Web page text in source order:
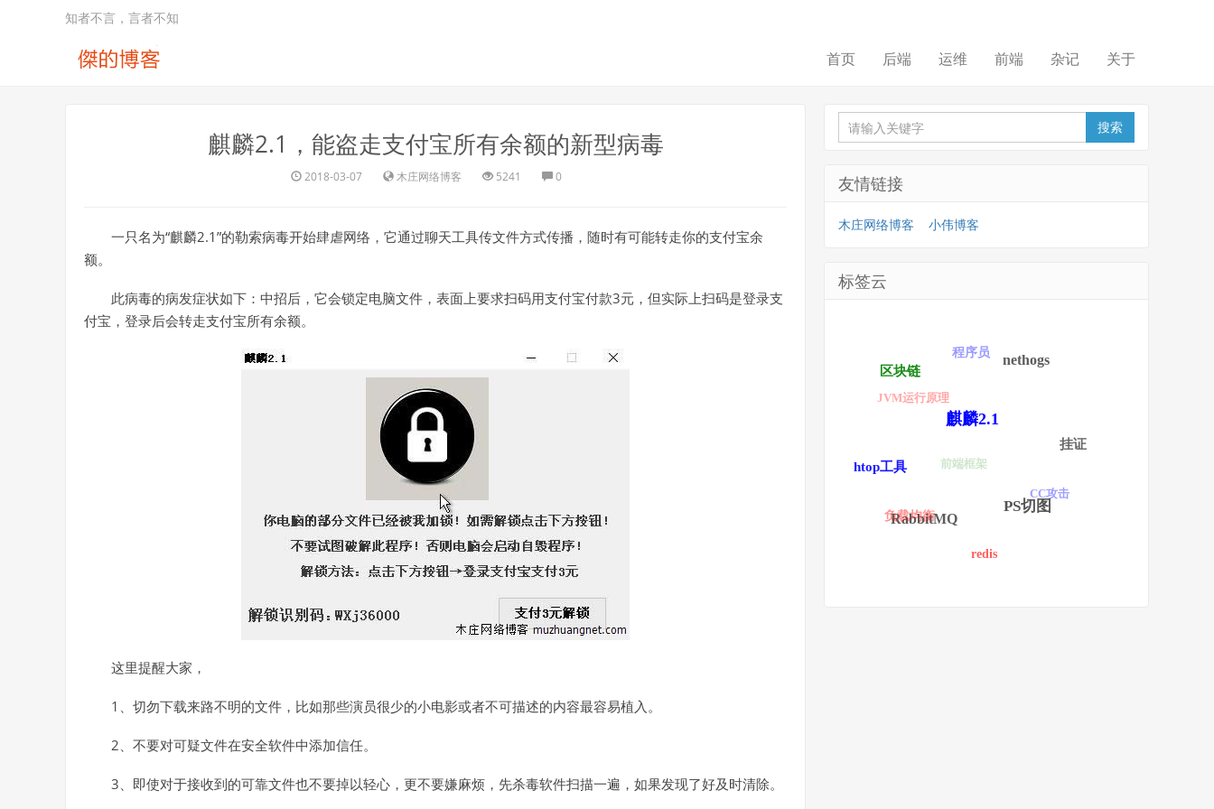
知者不言，言者不知
首页 后端 运维 前端 杂记 关于
麒麟2.1，能盗走支付宝所有余额的新型病毒
2018-03-07 木庄网络博客 5241 0
一只名为“麒麟2.1”的勒索病毒开始肆虐网络，它通过聊天工具传文件方式传播，随时有可能转走你的支付宝余
额。
此病毒的病发症状如下：中招后，它会锁定电脑文件，表面上要求扫码用支付宝付款3元，但实际上扫码是登录支
付宝，登录后会转走支付宝所有余额。
这里提醒大家，
1、切勿下载来路不明的文件，比如那些演员很少的小电影或者不可描述的内容最容易植入。
2、不要对可疑文件在安全软件中添加信任。
3、即使对于接收到的可靠文件也不要掉以轻心，更不要嫌麻烦，先杀毒软件扫描一遍，如果发现了好及时清除。
友情链接
木庄网络博客 小伟博客
标签云
redis
PS切图
麒麟2.1
区块链
挂证
nethogs
htop工具 前端框架
RabbitMQ
负载均衡
程序员
CC攻击
JVM运行原理